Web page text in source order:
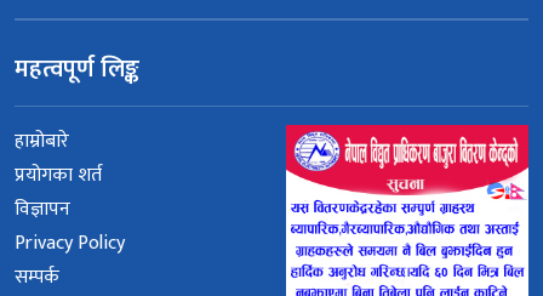
महत्वपूर्ण लिङ्क
हाम्रोबारे
प्रयोगका शर्त
विज्ञापन
Privacy Policy
सम्पर्क